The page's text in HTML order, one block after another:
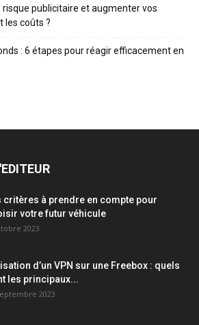
publicitaire et augmenter vos
les coûts ?
: 6 étapes pour réagir efficacement en
critères à prendre en compte pour
votre futur véhicule
2023
d’un VPN sur une Freebox : quels
les principaux...
2023